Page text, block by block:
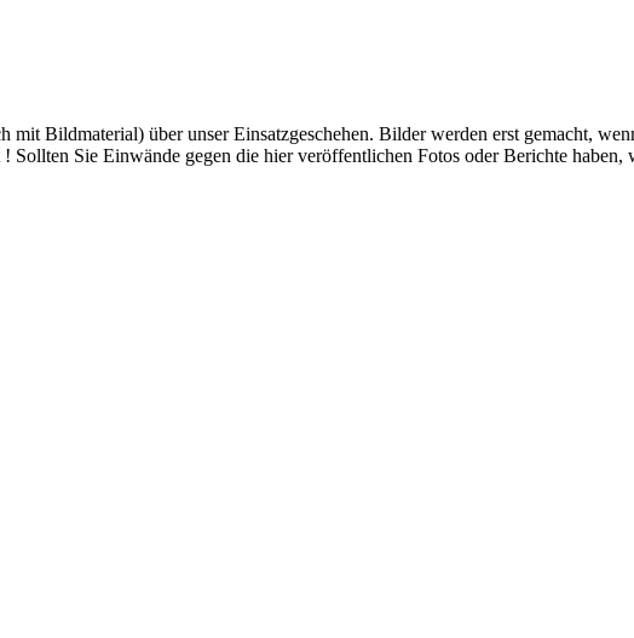
Bildmaterial) über unser Einsatzgeschehen. Bilder werden erst gemacht,
Sie Einwände gegen die hier veröffentlichen Fotos oder Berichte haben,